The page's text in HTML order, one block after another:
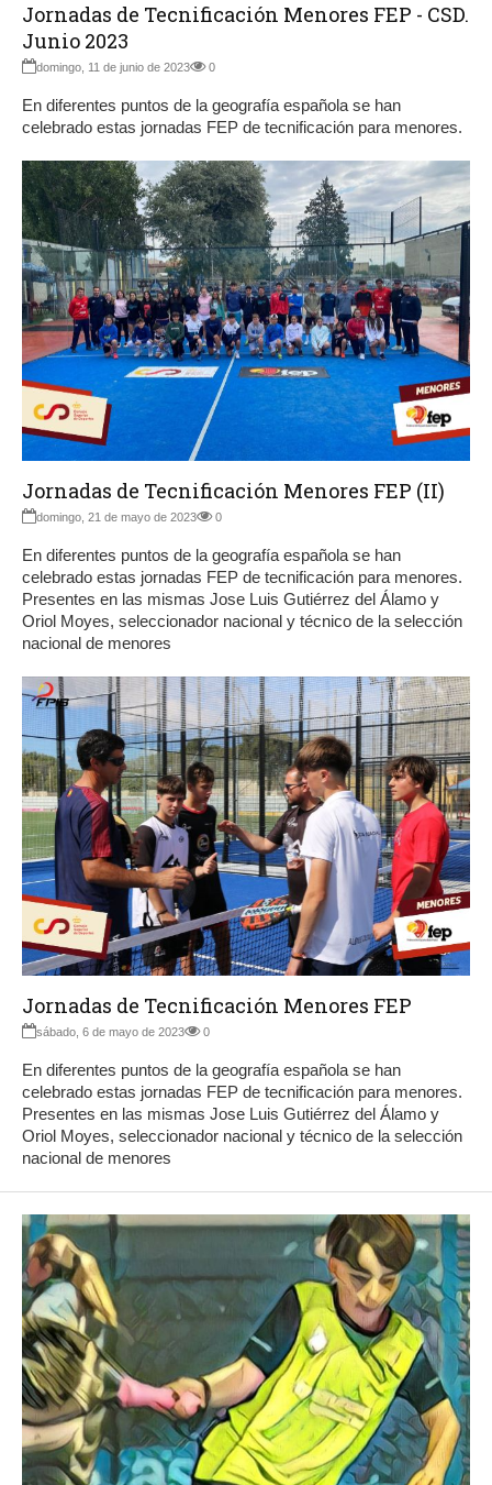
Jornadas de Tecnificación Menores FEP - CSD.
Junio 2023
domingo, 11 de junio de 2023 0
En diferentes puntos de la geografía española se han
celebrado estas jornadas FEP de tecnificación para menores.
Jornadas de Tecnificación Menores FEP (II)
domingo, 21 de mayo de 2023 0
En diferentes puntos de la geografía española se han
celebrado estas jornadas FEP de tecnificación para menores.
Presentes en las mismas Jose Luis Gutiérrez del Álamo y
Oriol Moyes, seleccionador nacional y técnico de la selección
nacional de menores
Jornadas de Tecnificación Menores FEP
sábado, 6 de mayo de 2023 0
En diferentes puntos de la geografía española se han
celebrado estas jornadas FEP de tecnificación para menores.
Presentes en las mismas Jose Luis Gutiérrez del Álamo y
Oriol Moyes, seleccionador nacional y técnico de la selección
nacional de menores